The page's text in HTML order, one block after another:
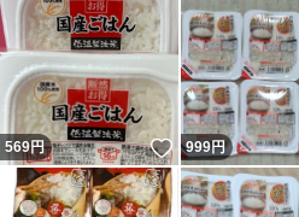
569円 いいね！
999円